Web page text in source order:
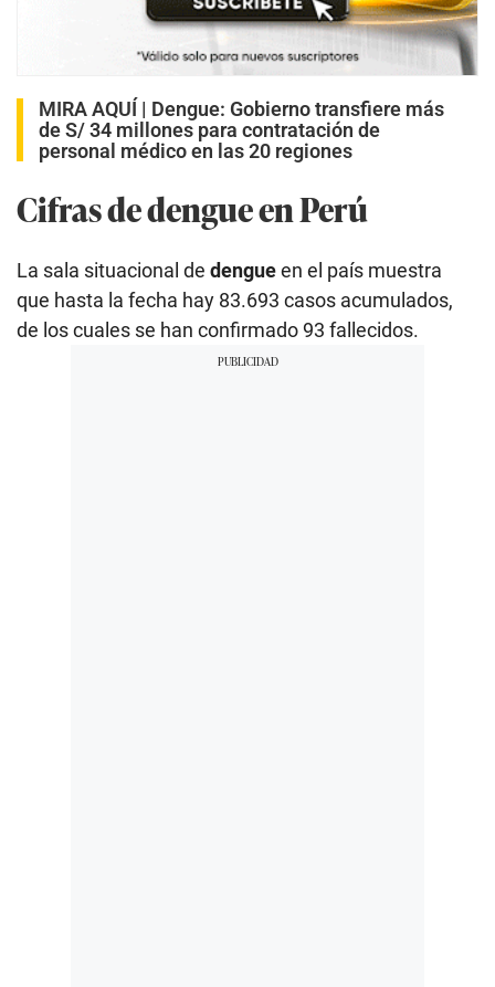
MIRA AQUÍ | Dengue: Gobierno transfiere más
de S/ 34 millones para contratación de
personal médico en las 20 regiones
Cifras de dengue en Perú
La sala situacional de dengueen el país muestra
que hasta la fecha hay 83.693 casos acumulados,
de los cuales se han confirmado 93 fallecidos.